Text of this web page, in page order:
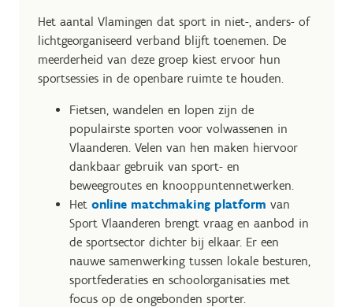
Het aantal Vlamingen dat sport in niet-, anders- of
lichtgeorganiseerd verband blijft toenemen. De
meerderheid van deze groep kiest ervoor hun
sportsessies in de openbare ruimte te houden.
Fietsen, wandelen en lopen zijn de
populairste sporten voor volwassenen in
Vlaanderen. Velen van hen maken hiervoor
dankbaar gebruik van sport- en
beweegroutes en knooppuntennetwerken.
Het online matchmaking platform van
Sport Vlaanderen brengt vraag en aanbod in
de sportsector dichter bij elkaar. Er een
nauwe samenwerking tussen lokale besturen,
sportfederaties en schoolorganisaties met
focus op de ongebonden sporter.